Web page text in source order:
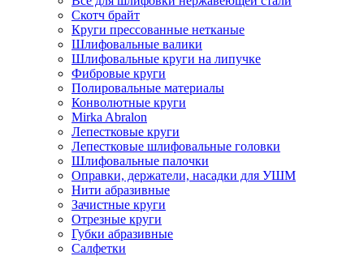
Скотч брайт
Круги прессованные нетканые
Шлифовальные валики
Шлифовальные круги на липучке
Фибровые круги
Полировальные материалы
Конволютные круги
Mirka Abralon
Лепестковые круги
Лепестковые шлифовальные головки
Шлифовальные палочки
Оправки, держатели, насадки для УШМ
Нити абразивные
Зачистные круги
Отрезные круги
Губки абразивные
Салфетки